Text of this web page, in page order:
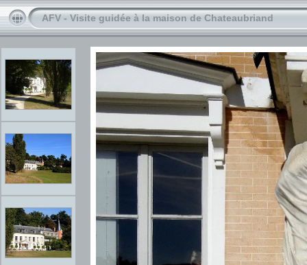
AFV - Visite guidée à la maison de Chateaubriand